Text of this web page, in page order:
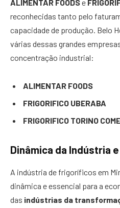
ALIMENTAR FOODSe
reconhecidas tanto pelo
capacidade de produção. Belo
várias dessas grandes
concentração industrial:
ALIMENTAR FOODS
FRIGORIFICO UBERABA
FRIGORIFICO TORINO
Dinâmica da Indústria
A indústria de frigoríficos em
dinâmica e essencial para a
das indústrias da